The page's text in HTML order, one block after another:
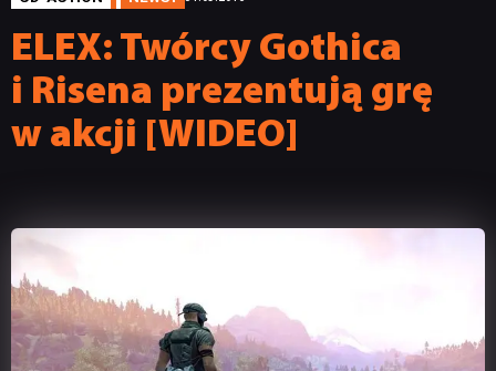
ELEX: Twórcy Gothica
i Risena prezentują grę
w akcji [WIDEO]